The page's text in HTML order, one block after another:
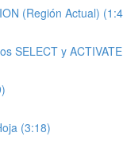
(Región Actual)
SELECT y
(3:18)